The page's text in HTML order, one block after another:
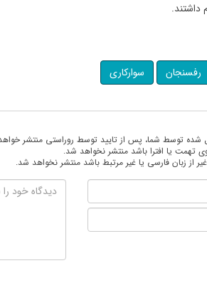
داشتند.
رفسنجان سوارکاری
شده توسط شما، پس از تایید توسط روراستی منتشر
تهمت یا افترا باشد منتشر نخواهد شد.
از زبان فارسی یا غیر مرتبط باشد منتشر نخواهد شد.